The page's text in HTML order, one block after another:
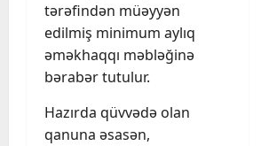
tərəfindən müəyyən
edilmiş minimum aylıq
əməkhaqqı məbləğinə
bərabər tutulur.
Hazırda qüvvədə olan
qanuna əsasən,